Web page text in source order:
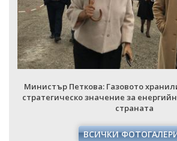
Министър Петкова: Газовото
стратегическо значение за
страната
ВСИЧКИ